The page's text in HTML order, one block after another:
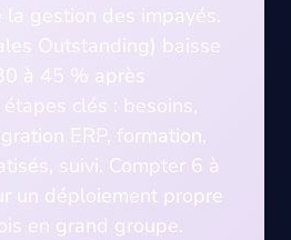
la gestion des impayés.
Outstanding) baisse
à 45 % après
étapes clés : besoins,
ERP, formation,
suivi. Compter 6 à
un déploiement propre
en grand groupe.